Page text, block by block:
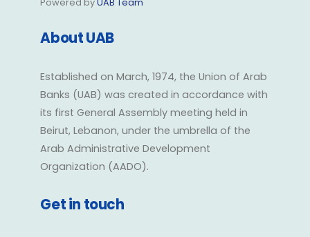
About UAB
Established on March, 1974, the Union of Arab
Banks (UAB) was created in accordance with
its first General Assembly meeting held in
Beirut, Lebanon, under the umbrella of the
Arab Administrative Development
Organization (AADO).
Get in touch